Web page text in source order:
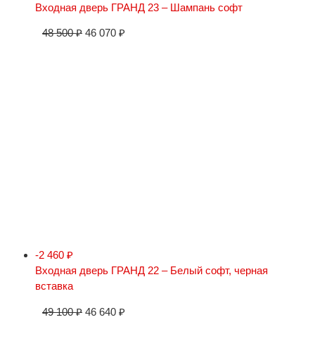
Входная дверь ГРАНД 23 – Шампань софт
48 500₽ 46 070 ₽
-2 460 ₽
Входная дверь ГРАНД 22 – Белый софт, черная
вставка
49 100₽ 46 640 ₽